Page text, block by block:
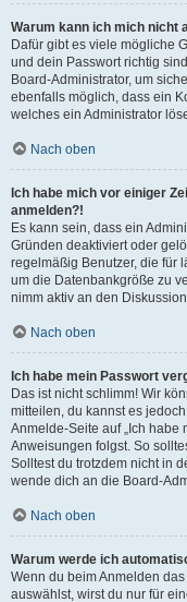
Warum kann ich mich nicht
Dafür gibt es viele mögliche
und dein Passwort richtig
Board-Administrator, um
ebenfalls möglich, dass ein
welches ein Administrator
Nach oben
Ich habe mich vor einiger
anmelden?!
Es kann sein, dass ein
Gründen deaktiviert oder
regelmäßig Benutzer, die für
um die Datenbankgröße zu
nimm aktiv an den
Nach oben
Ich habe mein Passwort
Das ist nicht schlimm! Wir
mitteilen, du kannst es
Anmelde-Seite auf „Ich habe
Anweisungen folgst. So
Solltest du trotzdem nicht in
wende dich an die Board-
Nach oben
Warum werde ich
Wenn du beim Anmelden
auswählst, wirst du nur für